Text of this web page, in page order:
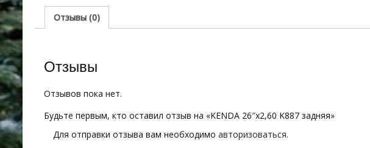
Отзывы (0)
Отзывы
Отзывов пока нет.
Будьте первым, кто оставил отзыв на «KENDA 26″х2,60 K887 задняя»
Для отправки отзыва вам необходимо авторизоваться.